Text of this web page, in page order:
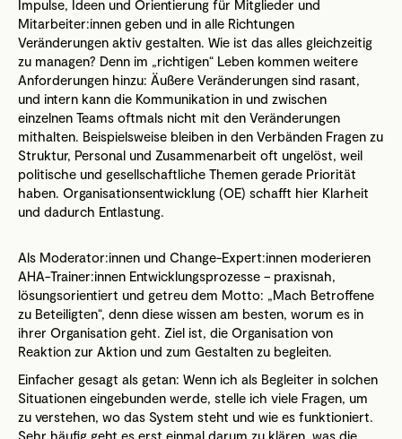
Impulse, Ideen und Orientierung für Mitglieder und
Mitarbeiter:innen geben und in alle Richtungen
Veränderungen aktiv gestalten. Wie ist das alles gleichzeitig
zu managen? Denn im „richtigen“ Leben kommen weitere
Anforderungen hinzu: Äußere Veränderungen sind rasant,
und intern kann die Kommunikation in und zwischen
einzelnen Teams oftmals nicht mit den Veränderungen
mithalten. Beispielsweise bleiben in den Verbänden Fragen zu
Struktur, Personal und Zusammenarbeit oft ungelöst, weil
politische und gesellschaftliche Themen gerade Priorität
haben. Organisationsentwicklung (OE) schafft hier Klarheit
und dadurch Entlastung.
Als Moderator:innen und Change-Expert:innen moderieren
AHA-Trainer:innen Entwicklungsprozesse – praxisnah,
lösungsorientiert und getreu dem Motto: „Mach Betroffene
zu Beteiligten“, denn diese wissen am besten, worum es in
ihrer Organisation geht. Ziel ist, die Organisation von
Reaktion zur Aktion und zum Gestalten zu begleiten.
Einfacher gesagt als getan: Wenn ich als Begleiter in solchen
Situationen eingebunden werde, stelle ich viele Fragen, um
zu verstehen, wo das System steht und wie es funktioniert.
Sehr häufig geht es erst einmal darum zu klären, was die